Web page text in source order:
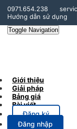
0971.654.238
Hướng dẫn sử dụng
Toggle Navigation
Giới thiệu
Giải pháp
Bảng giá
Bài viết
Đăng ký
Đăng nhập